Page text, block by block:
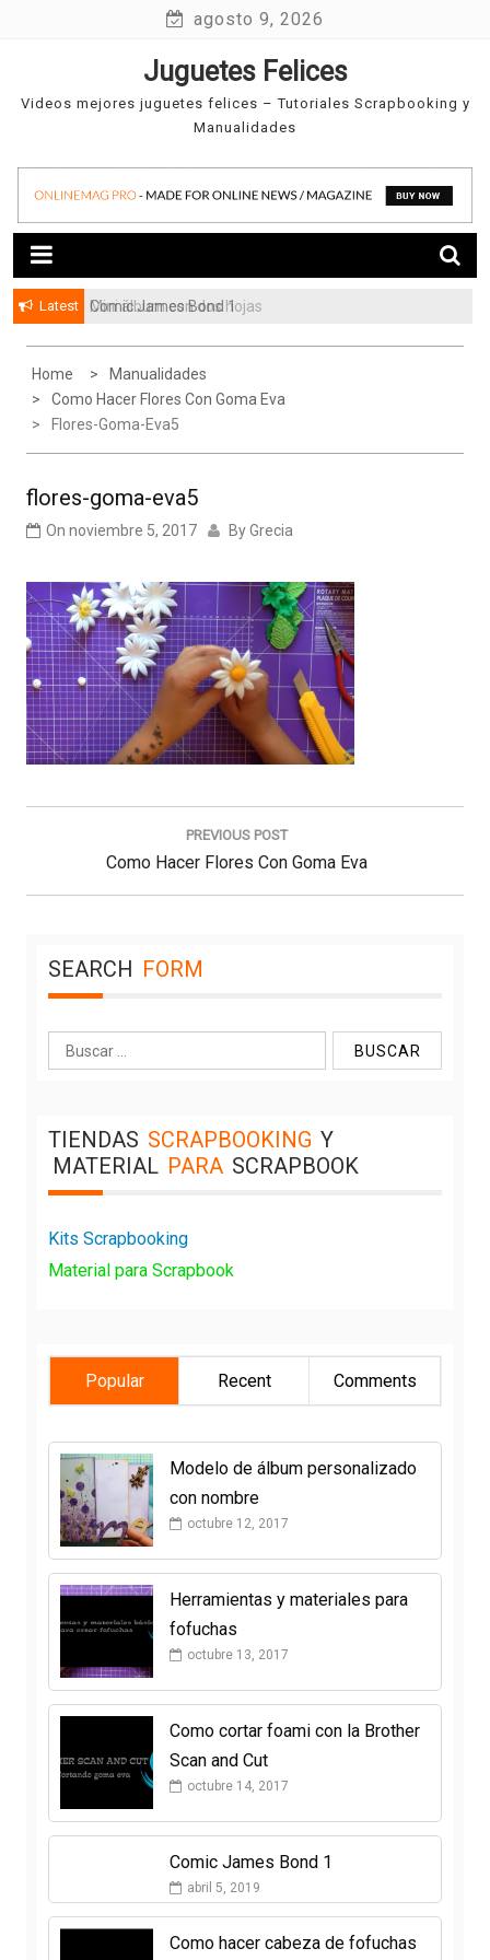
agosto 9, 2026
Juguetes Felices
Videos mejores juguetes felices – Tutoriales Scrapbooking y
Manualidades
Latest Comic James Bond 1
Mini álbum con dos hojas
Home
Manualidades
Como Hacer Flores Con Goma Eva
Flores-Goma-Eva5
flores-goma-eva5
On noviembre 5, 2017 ByGrecia
Navegación
PREVIOUS POST
Previous
Post:
Como Hacer Flores Con Goma Eva
SEARCH FORM
Buscar:
TIENDAS SCRAPBOOKING Y
MATERIAL PARA SCRAPBOOK
Kits Scrapbooking
Material para Scrapbook
Popular Recent Comments
Modelo de álbum personalizado
con nombre
octubre 12, 2017
Herramientas y materiales para
fofuchas
octubre 13, 2017
Como cortar foami con la Brother
Scan and Cut
octubre 14, 2017
Comic James Bond 1
abril 5, 2019
Como hacer cabeza de fofuchas